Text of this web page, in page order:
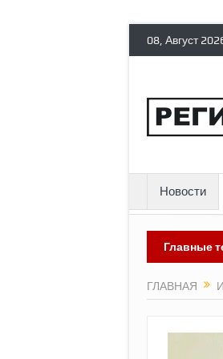
08, Август
Новости
Главные
политических эмигрантов гражданских
ГЛАВНАЯ